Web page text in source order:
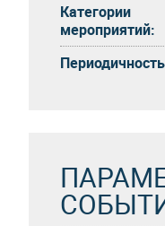
Категории
мероприятий: